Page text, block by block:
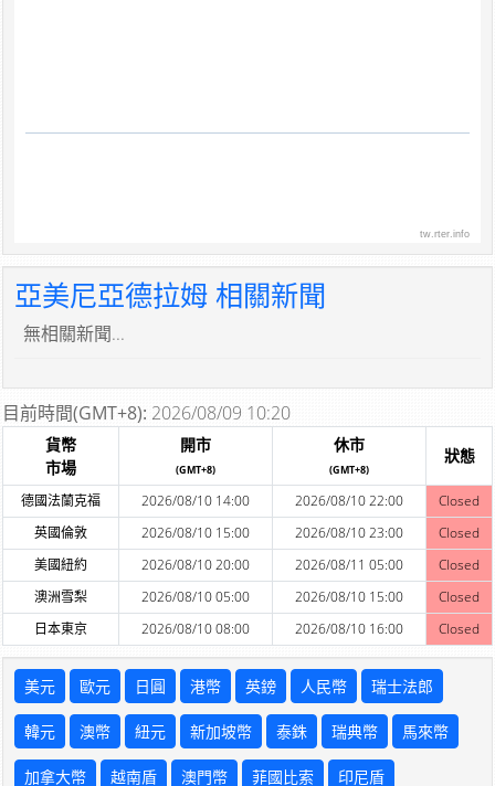
tw.rter.info
亞美尼亞德拉姆 相關新聞
無相關新聞...
目前時間(GMT+8): 2026/08/09 10:20
貨幣
市場
開市
(GMT+8)
休市
(GMT+8)
狀態
德國法蘭克福 2026/08/10 14:00 2026/08/10 22:00
Closed
英國倫敦
2026/08/10 15:00 2026/08/10 23:00
Closed
美國紐約
2026/08/10 20:00 2026/08/11 05:00
Closed
澳洲雪梨
2026/08/10 05:00 2026/08/10 15:00
Closed
日本東京
2026/08/10 08:00 2026/08/10 16:00 Closed
美元 歐元 日圓 港幣 英鎊 人民幣 瑞士法郎
韓元 澳幣 紐元 新加坡幣 泰銖 瑞典幣 馬來幣
加拿大幣 越南盾 澳門幣 菲國比索 印尼盾